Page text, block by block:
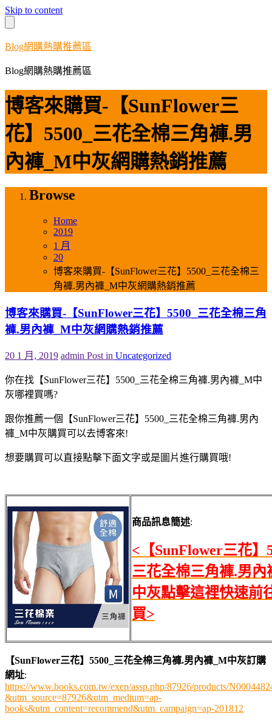
Skip to content
Blog網購熱購推薦區
Blog網購熱購推薦區
博客來購買-【SunFlower三
花】5500_三花全棉三角褲.男
內褲_M中灰網購熱銷推薦
Browse
Home
2019
1 月
20
博客來購買-【SunFlower三花】5500_三花全棉三
角褲.男內褲_M中灰網購熱銷推薦
博客來購買-【SunFlower三花】5500_三花全棉三角
褲.男內褲_M中灰網購熱銷推薦
20 1 月, 2019 admin Post in Uncategorized
你在找【SunFlower三花】5500_三花全棉三角褲.男內褲_M中
灰哪裡買嗎?
跟你推薦一個【SunFlower三花】5500_三花全棉三角褲.男內
褲_M中灰購買可以去博客來!
想要購買可以直接點擊下面文字或是圖片進行購買哦!
商品訊息簡述:
<【SunFlower三花】
三花全棉三角褲.男內
中灰點擊這裡快速前
買>
【SunFlower三花】5500_三花全棉三角褲.男內褲_M中灰訂購
網址:
https://www.books.com.tw/exep/assp.php/87926/products/
&utm_source=87926&utm_medium=ap-
books&utm_content=recommend&utm_campaign=ap-201812